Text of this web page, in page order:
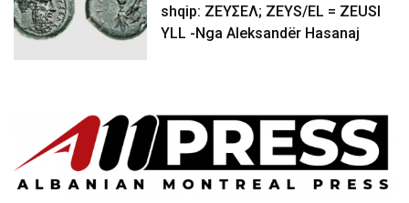
shqip: ΖΕΥΣΕΛ; ZEYS/EL = ZEUSI
YLL -Nga Aleksandër Hasanaj